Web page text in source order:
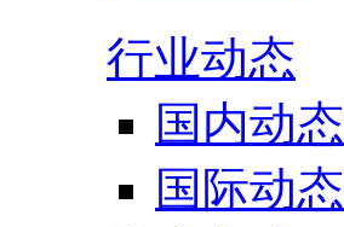
行业动态
国内动态
国际动态